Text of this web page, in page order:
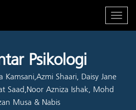
Psikologi
Kamsani,Azmi Shaari, Daisy Jane
Saad,Noor Azniza Ishak, Mohd
Musa & Nabis